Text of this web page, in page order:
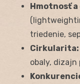
Hmotnosť
triedenie,
Cirkularita:
obaly, dizajn